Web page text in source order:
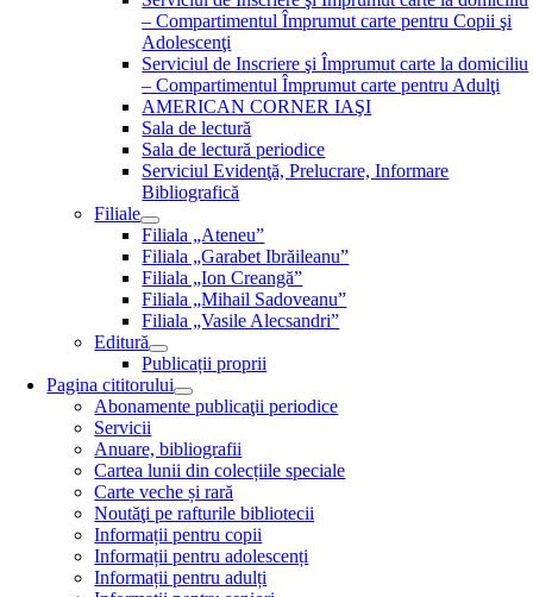
– Compartimentul Împrumut carte pentru Copii şi
Adolescenţi
Serviciul de Inscriere şi Împrumut carte la domiciliu
– Compartimentul Împrumut carte pentru Adulţi
AMERICAN CORNER IAŞI
Sala de lectură
Sala de lectură periodice
Serviciul Evidenţă, Prelucrare, Informare
Bibliografică
Filiale
Filiala „Ateneu”
Filiala „Garabet Ibrăileanu”
Filiala „Ion Creangă”
Filiala „Mihail Sadoveanu”
Filiala „Vasile Alecsandri”
Editură
Publicații proprii
Pagina cititorului
Abonamente publicaţii periodice
Servicii
Anuare, bibliografii
Cartea lunii din colecțiile speciale
Carte veche și rară
Noutăţi pe rafturile bibliotecii
Informații pentru copii
Informații pentru adolescenți
Informații pentru adulți